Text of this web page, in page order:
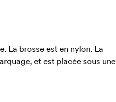
La brosse est en nylon. La
et est placée sous une